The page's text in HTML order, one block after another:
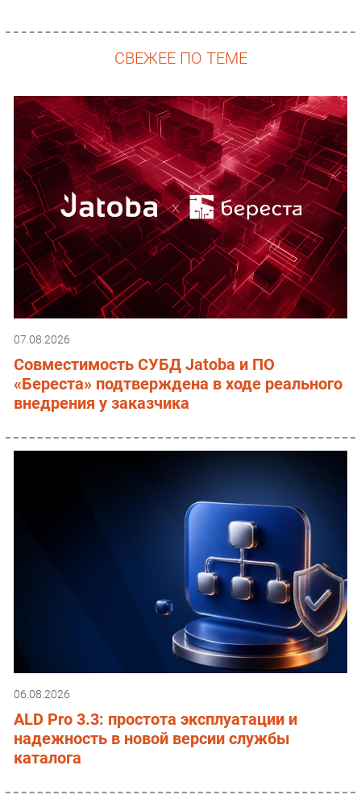
СВЕЖЕЕ ПО ТЕМЕ
07.08.2026
Совместимость СУБД Jatoba и ПО
«Береста» подтверждена в ходе реального
внедрения у заказчика
06.08.2026
ALD Pro 3.3: простота эксплуатации и
надежность в новой версии службы
каталога